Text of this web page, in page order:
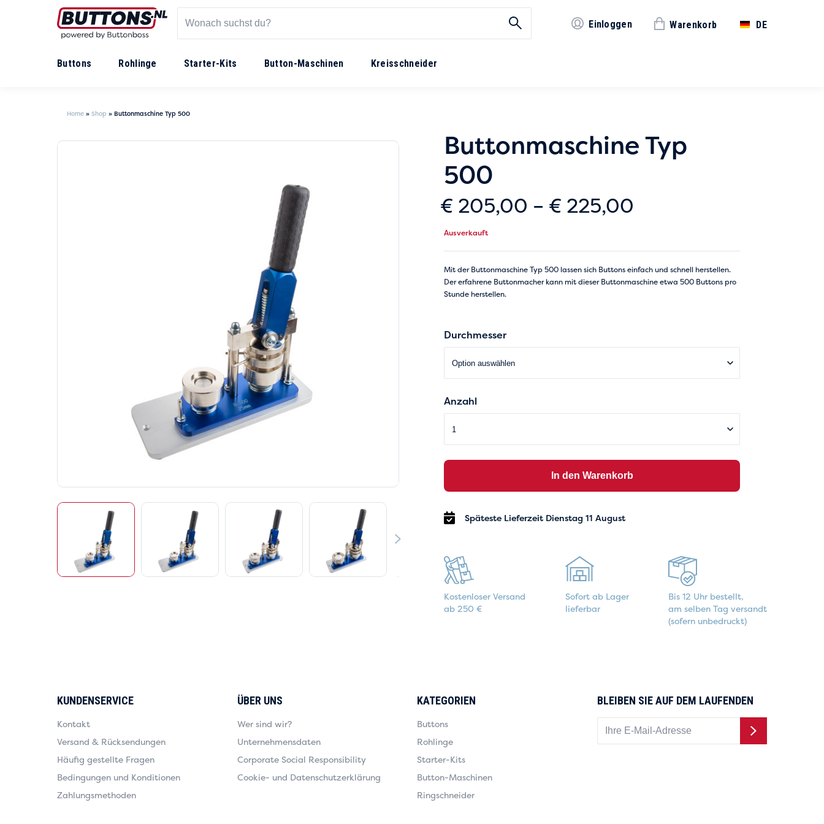
Einloggen Warenkorb DE
Buttons Rohlinge Starter-Kits Button-Maschinen Kreisschneider
Home » Shop » Buttonmaschine Typ 500
Buttonmaschine Typ
500
€ 205,00 – € 225,00
bis
€ 225,00
Ausverkauft
Mit der Buttonmaschine Typ 500 lassen sich Buttons einfach und schnell herstellen.
Der erfahrene Buttonmacher kann mit dieser Buttonmaschine etwa 500 Buttons pro
Stunde herstellen.
Durchmesser
Anzahl
In den Warenkorb
Späteste Lieferzeit Dienstag 11 August
Kostenloser Versand
ab 250 €
Sofort ab Lager
lieferbar
Bis 12 Uhr bestellt,
am selben Tag versandt
(sofern unbedruckt)
KUNDENSERVICE
Kontakt
Versand & Rücksendungen
Häufig gestellte Fragen
Bedingungen und Konditionen
Zahlungsmethoden
ÜBER UNS
Wer sind wir?
Unternehmensdaten
Corporate Social Responsibility
Cookie- und Datenschutzerklärung
KATEGORIEN
Buttons
Rohlinge
Starter-Kits
Button-Maschinen
Ringschneider
BLEIBEN SIE AUF DEM LAUFENDEN